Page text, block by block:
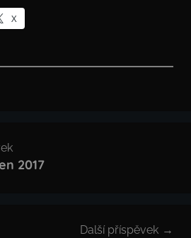
X
2017
Další příspěvek